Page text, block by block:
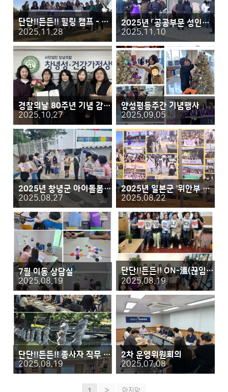
단단!!든든!! 힐링 캠프 - 한마음 여섯 빛깔 함께 해 休
2025.11.28
2025년 「공공부문 성인지 감수성」 설문조사
2025.11.10
경찰의날 80주년 기념 감사장 수여
2025.10.27
양성평등주간 기념행사
2025.09.05
2025년 창녕군 아이돌봄센터 아동학대 예방 캠페인
2025.08.27
2025년 일본군 '위안부 피해자 기림의 날'
2025.08.22
7월 이동 상담실
2025.08.19
단단!!든든!! ON-溫(끊임없는 성장으로 따뜻한) 비전로드 탐방 프로그램
2025.08.19
단단!!든든!! 종사자 직무 교육
2025.08.19
2차 운영위원회의
2025.07.08
1 » 마지막